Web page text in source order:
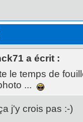
a écrit :
le temps de
...
j'y crois pas :-)